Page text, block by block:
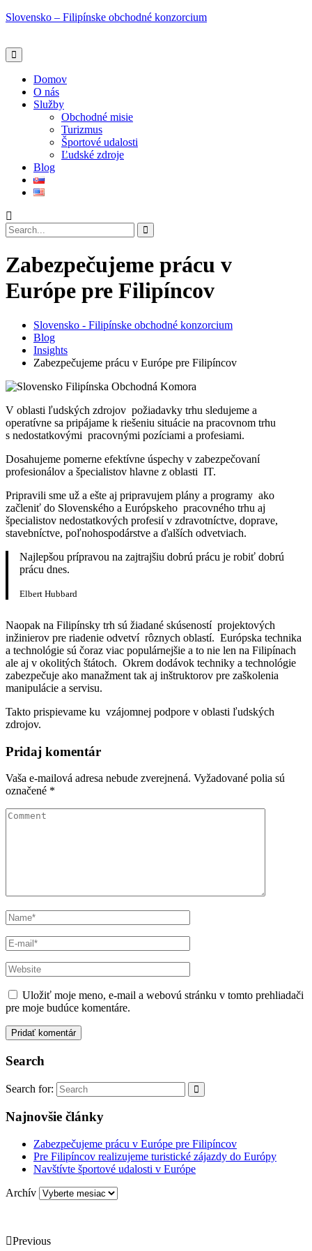
Slovensko – Filipínske obchodné konzorcium
Domov
O nás
Služby
Obchodné misie
Turizmus
Športové udalosti
Ľudské zdroje
Blog
Zabezpečujeme prácu v
Európe pre Filipíncov
Slovensko - Filipínske obchodné konzorcium
Blog
Insights
Zabezpečujeme prácu v Európe pre Filipíncov
V oblasti ľudských zdrojov požiadavky trhu sledujeme a
operatívne sa pripájame k riešeniu situácie na pracovnom trhu
s nedostatkovými pracovnými pozíciami a profesiami.
Dosahujeme pomerne efektívne úspechy v zabezpečovaní
profesionálov a špecialistov hlavne z oblasti IT.
Pripravili sme už a ešte aj pripravujem plány a programy ako
začleniť do Slovenského a Európskeho pracovného trhu aj
špecialistov nedostatkových profesií v zdravotníctve, doprave,
stavebníctve, poľnohospodárstve a ďalších odvetviach.
Najlepšou prípravou na zajtrajšiu dobrú prácu je robiť dobrú
prácu dnes.
Elbert Hubbard
Naopak na Filipínsky trh sú žiadané skúseností projektových
inžinierov pre riadenie odvetví rôznych oblastí. Európska technika
a technológie sú čoraz viac populárnejšie a to nie len na Filipínach
ale aj v okolitých štátoch. Okrem dodávok techniky a technológie
zabezpečuje ako manažment tak aj inštruktorov pre zaškolenia
manipulácie a servisu.
Takto prispievame ku vzájomnej podpore v oblasti ľudských
zdrojov.
Pridaj komentár
Vaša e-mailová adresa nebude zverejnená. Vyžadované polia sú
označené *
Uložiť moje meno, e-mail a webovú stránku v tomto prehliadači
pre moje budúce komentáre.
Search
Search for:
Najnovšie články
Zabezpečujeme prácu v Európe pre Filipíncov
Pre Filipíncov realizujeme turistické zájazdy do Európy
Navštívte športové udalosti v Európe
Archív
Previous